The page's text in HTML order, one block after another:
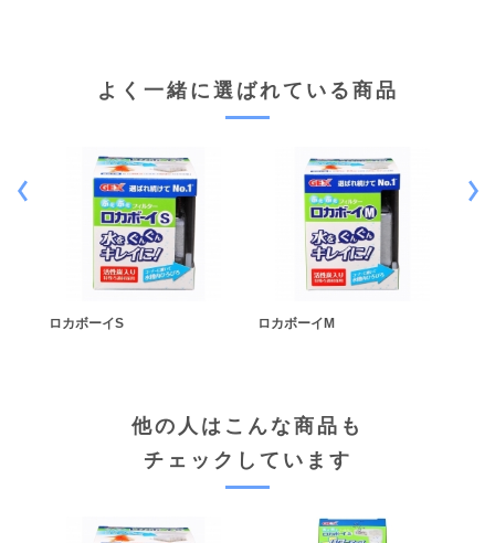
よく一緒に選ばれている商品
ロカボーイS ロカボーイM
他の人はこんな商品も
チェックしています